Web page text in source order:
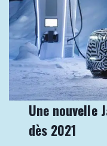
Une nouvelle
dès 2021